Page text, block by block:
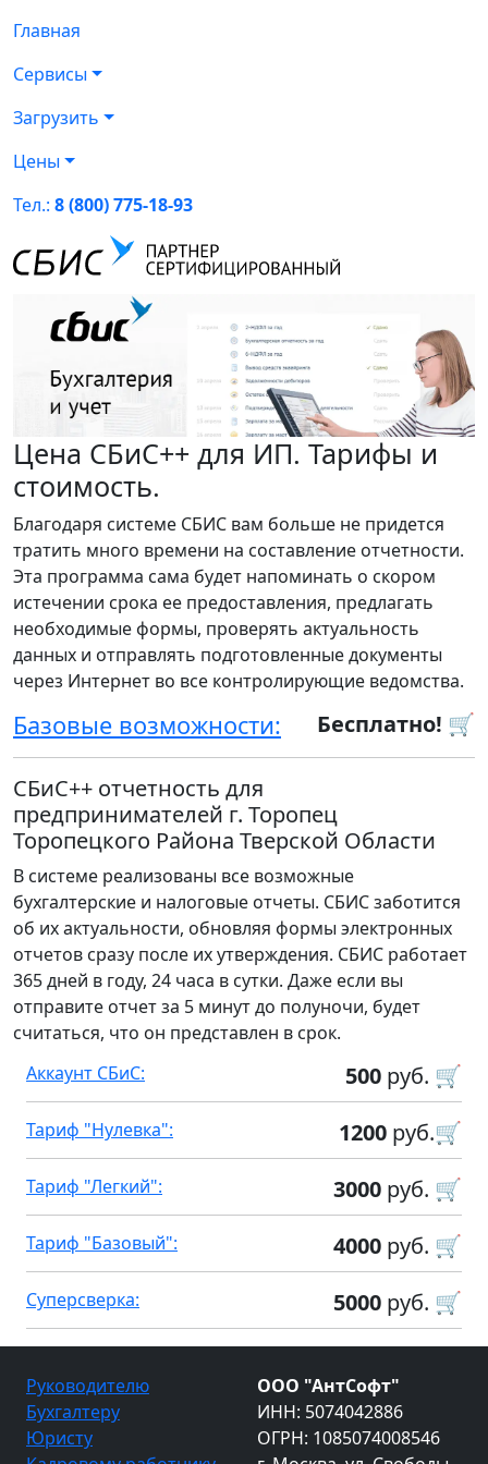
Главная
Сервисы
Загрузить
Цены
Тел.: 8 (800) 775-18-93
Цена СБиС++ для ИП. Тарифы и
стоимость.
Благодаря системе СБИС вам больше не придется
тратить много времени на составление отчетности.
Эта программа сама будет напоминать о скором
истечении срока ее предоставления, предлагать
необходимые формы, проверять актуальность
данных и отправлять подготовленные документы
через Интернет во все контролирующие ведомства.
Бесплатно! 🛒
Базовые возможности:
СБиС++ отчетность для
предпринимателей г. Торопец
Торопецкого Района Тверской Области
В системе реализованы все возможные
бухгалтерские и налоговые отчеты. СБИС заботится
об их актуальности, обновляя формы электронных
отчетов сразу после их утверждения. СБИС работает
365 дней в году, 24 часа в сутки. Даже если вы
отправите отчет за 5 минут до полуночи, будет
считаться, что он представлен в срок.
500 руб. 🛒
Аккаунт СБиС:
1200 руб.🛒
Тариф "Нулевка":
3000 руб. 🛒
Тариф "Легкий":
4000 руб. 🛒
Тариф "Базовый":
5000 руб. 🛒
Суперсверка:
Руководителю
Бухгалтеру
Юристу
ООО "АнтСофт"
ИНН: 5074042886
ОГРН: 1085074008546